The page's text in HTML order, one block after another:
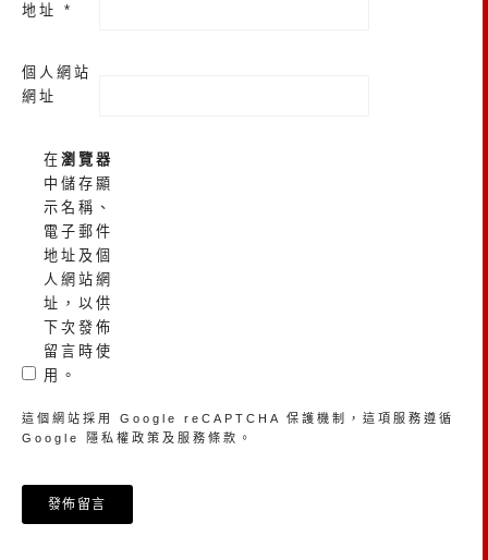
地址 *
個人網站
網址
在 瀏覽器
中儲存顯
示名稱、
電子郵件
地址及個
人網站網
址，以供
下次發佈
留言時使
用。
這個網站採用 Google reCAPTCHA 保護機制，這項服務遵循
Google
隱私權政策 及 服務條款 。